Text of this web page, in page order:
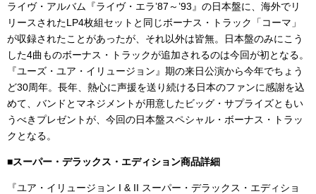
ライヴ・アルバム『ライヴ・エラ’87～’93』の日本盤に、海外でリ
リースされたLP4枚組セットと同じボーナス・トラック「コーマ」
が収録されたことがあったが、それ以外は皆無。日本盤のみにこう
した4曲ものボーナス・トラックが追加されるのは今回が初となる。
『ユーズ・ユア・イリュージョン』期の来日公演から今年でちょう
ど30周年。長年、熱心に声援を送り続ける日本のファンに感謝を込
めて、バンドとマネジメントが用意したビッグ・サプライズともい
うべきプレゼントが、今回の日本盤スペシャル・ボーナス・トラッ
クとなる。
■スーパー・デラックス・エディション商品詳細
『ユア・イリュージョン I & II スーパー・デラックス・エディショ